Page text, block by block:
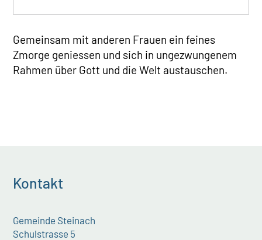
Gemeinsam mit anderen Frauen ein feines
Zmorge geniessen und sich in ungezwungenem
Rahmen über Gott und die Welt austauschen.
Kontakt
Gemeinde Steinach
Schulstrasse 5